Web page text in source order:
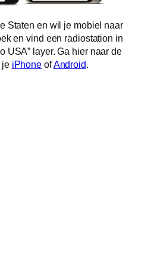
Staten en wil je mobiel naar
en vind een radiostation in
USA” layer. Ga hier naar de
je iPhone ofAndroid.